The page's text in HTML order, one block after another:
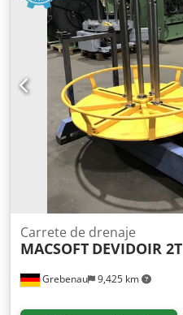
Grebenau 9,425 km
Carrete de drenaje
MACSOFT DEVIDOIR 2T